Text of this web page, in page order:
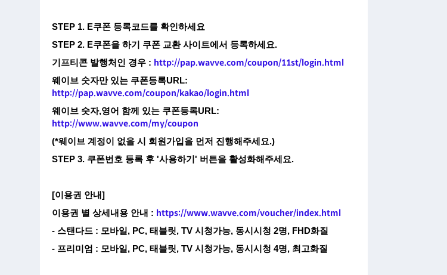
STEP 1. E쿠폰 등록코드를 확인하세요
STEP 2. E쿠폰을 하기 쿠폰 교환 사이트에서 등록하세요.
기프티콘 발행처인 경우 : http://pap.wavve.com/coupon/11st/login.html
웨이브 숫자만 있는 쿠폰등록URL:
http://pap.wavve.com/coupon/kakao/login.html
웨이브 숫자,영어 함께 있는 쿠폰등록URL:
http://www.wavve.com/my/coupon
(*웨이브 계정이 없을 시 회원가입을 먼저 진행해주세요.)
STEP 3. 쿠폰번호 등록 후 '사용하기' 버튼을 활성화해주세요.
[이용권 안내]
이용권 별 상세내용 안내 : https://www.wavve.com/voucher/index.html
- 스탠다드 : 모바일, PC, 태블릿, TV 시청가능, 동시시청 2명, FHD화질
- 프리미엄 : 모바일, PC, 태블릿, TV 시청가능, 동시시청 4명, 최고화질